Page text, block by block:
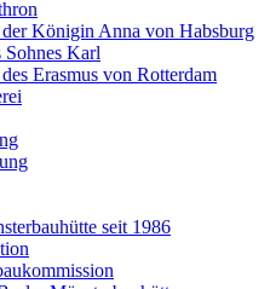
Königin Anna von Habsburg
Sohnes Karl
Erasmus von Rotterdam
seit 1986